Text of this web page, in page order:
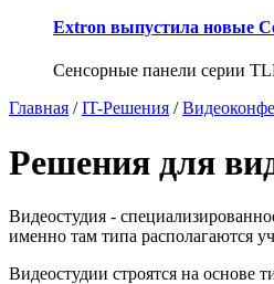
Extron выпустила новые
Сенсорные панели серии
Главная /IT-Решения /
Решения для
Видеостудия -
именно там типа располагаются
Видеостудии строятся на основе